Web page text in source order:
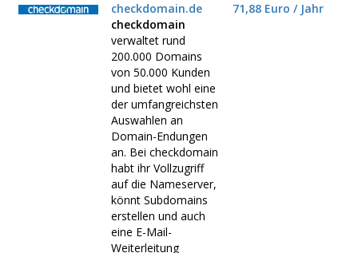
checkdomain.de
checkdomain
verwaltet rund
200.000 Domains
von 50.000 Kunden
und bietet wohl eine
der umfangreichsten
Auswahlen an
Domain-Endungen
an. Bei checkdomain
habt ihr Vollzugriff
auf die Nameserver,
könnt Subdomains
erstellen und auch
eine E-Mail-
Weiterleitung
71,88 Euro / Jahr